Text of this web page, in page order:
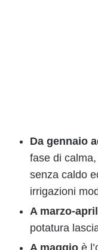
Da gennaio
fase di
senza caldo
irrigazioni
A marzo-
potatura